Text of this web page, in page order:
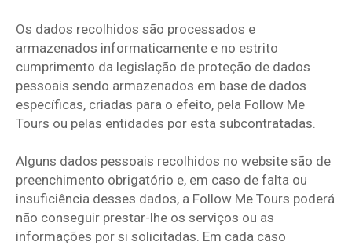
Os dados recolhidos são processados e
armazenados informaticamente e no estrito
cumprimento da legislação de proteção de dados
pessoais sendo armazenados em base de dados
específicas, criadas para o efeito, pela Follow Me
Tours ou pelas entidades por esta subcontratadas.
Alguns dados pessoais recolhidos no website são de
preenchimento obrigatório e, em caso de falta ou
insuficiência desses dados, a Follow Me Tours poderá
não conseguir prestar-lhe os serviços ou as
informações por si solicitadas. Em cada caso